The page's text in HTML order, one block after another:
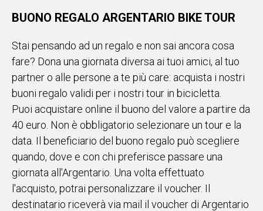
BUONO REGALO ARGENTARIO BIKE TOUR
Stai pensando ad un regalo e non sai ancora cosa
fare? Dona una giornata diversa ai tuoi amici, al tuo
partner o alle persone a te più care: acquista i nostri
buoni regalo validi per i nostri tour in bicicletta.
Puoi acquistare online il buono del valore a partire da
40 euro. Non è obbligatorio selezionare un tour e la
data. Il beneficiario del buono regalo può scegliere
quando, dove e con chi preferisce passare una
giornata all'Argentario. Una volta effettuato
l'acquisto, potrai personalizzare il voucher. Il
destinatario riceverà via mail il voucher di Argentario